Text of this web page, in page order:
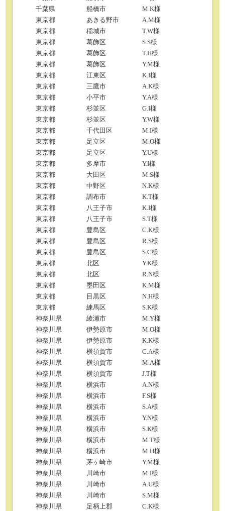
千葉県
船橋市
M.K様
東京都
あきる野市
A.M様
東京都
稲城市
T.W様
東京都
葛飾区
S.S様
東京都
葛飾区
T.H様
東京都
葛飾区
Y.M様
東京都
江東区
K.I様
東京都
三鷹市
A.K様
東京都
小平市
Y.A様
東京都
杉並区
G.I様
東京都
杉並区
Y.W様
東京都
千代田区
M.I様
東京都
足立区
M.O様
東京都
足立区
Y.U様
東京都
多摩市
Y.I様
東京都
大田区
M.S様
東京都
中野区
N.K様
東京都
調布市
K.T様
東京都
八王子市
K.I様
東京都
八王子市
S.T様
東京都
豊島区
C.K様
東京都
豊島区
R.S様
東京都
豊島区
S.C様
東京都
北区
Y.K様
東京都
北区
R.N様
東京都
墨田区
K.M様
東京都
目黒区
N.H様
東京都
練馬区
S.K様
神奈川県
綾瀬市
M.Y様
神奈川県
伊勢原市
M.O様
神奈川県
伊勢原市
K.K様
神奈川県
横須賀市
C.A様
神奈川県
横須賀市
M.A様
神奈川県
横須賀市
J.T様
神奈川県
横浜市
A.N様
神奈川県
横浜市
F.S様
神奈川県
横浜市
S.A様
神奈川県
横浜市
Y.N様
神奈川県
横浜市
S.K様
神奈川県
横浜市
M.T様
神奈川県
横浜市
M.H様
神奈川県
茅ヶ崎市
Y.M様
神奈川県
川崎市
M.I様
神奈川県
川崎市
A.U様
神奈川県
川崎市
S.M様
神奈川県
足柄上郡
C.K様